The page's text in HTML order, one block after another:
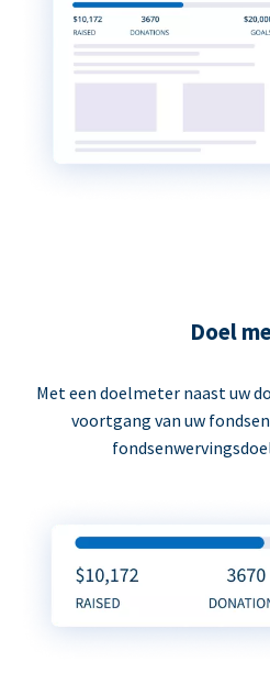
Doel
Met een doelmeter naast uw
voortgang van uw